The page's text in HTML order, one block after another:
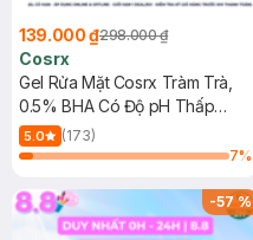
139.000 ₫298.000 ₫
Cosrx
Gel Rửa Mặt Cosrx Tràm Trà,
0.5% BHA Có Độ pH Thấp
150ml
5.0
(173)
7%
-57%